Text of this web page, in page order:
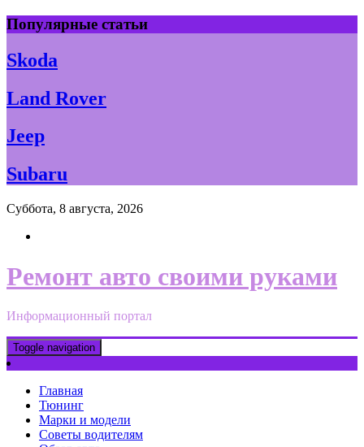
Skip
to
content
Популярные статьи
Skoda
Land Rover
Jeep
Subaru
Суббота, 8 августа, 2026
Ремонт авто своими руками
Информационный портал
Toggle navigation
Главная
Тюнинг
Марки и модели
Советы водителям